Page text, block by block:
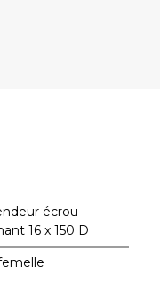
écrou
16 x 150 D